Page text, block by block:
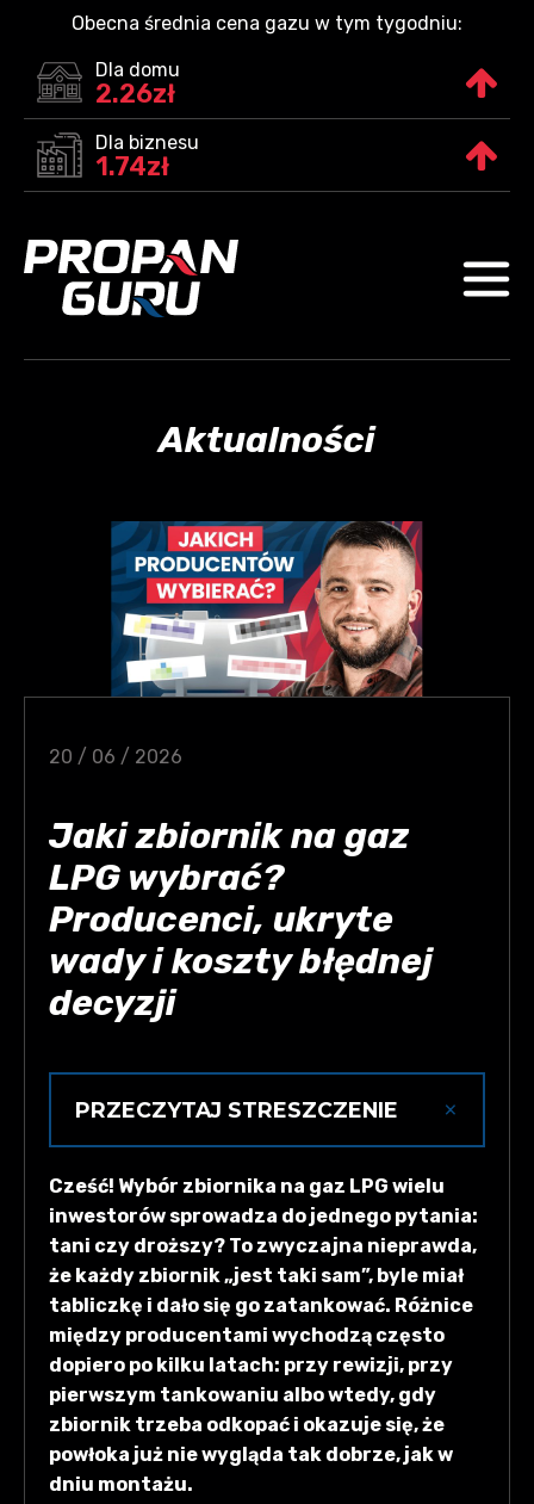
Obecna średnia cena gazu w tym tygodniu:
Dla domu
2.26zł
Dla biznesu
1.74zł
Aktualności
20 / 06 / 2026
Jaki zbiornik na gaz
LPG wybrać?
Producenci, ukryte
wady i koszty błędnej
decyzji
PRZECZYTAJ STRESZCZENIE ×
20 000 zł, a pierwsze napełnienie może
dodać ok. 5000 zł — uwzględnij to w
budżecie. Wybieraj sprawdzone marki
(np. Hemet, Kadatek) i sprawdzaj
powłokę antykorozyjną, jakość
armatury, dostęp do części oraz
ogólnopolską sieć serwisantów. Upewnij
się, czy zbiornik jest azotowany i jakie są
procedury pierwszego tankowania;
zweryfikuj wskazania pływaka, bo
nominalne 2700 l może w praktyce
Cześć! Wybór zbiornika na gaz LPG wielu
inwestorów sprowadza do jednego pytania:
tani czy droższy? To zwyczajna nieprawda,
że każdy zbiornik „jest taki sam”, byle miał
tabliczkę i dało się go zatankować. Różnice
między producentami wychodzą często
dopiero po kilku latach: przy rewizji, przy
pierwszym tankowaniu albo wtedy, gdy
zbiornik trzeba odkopać i okazuje się, że
powłoka już nie wygląda tak dobrze, jak w
dniu montażu.